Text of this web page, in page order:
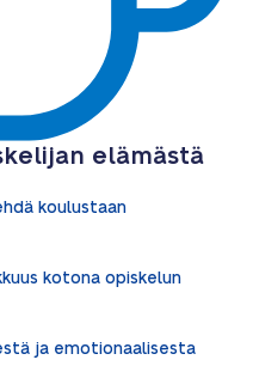
elämästä
koulustaan
kotona opiskelun
ja emotionaalisesta